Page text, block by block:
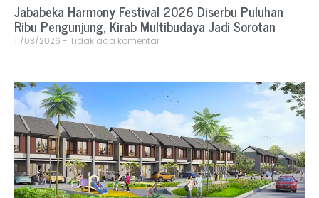
Jababeka Harmony Festival 2026 Diserbu Puluhan
Ribu Pengunjung, Kirab Multibudaya Jadi Sorotan
11/03/2026 Tidak ada komentar